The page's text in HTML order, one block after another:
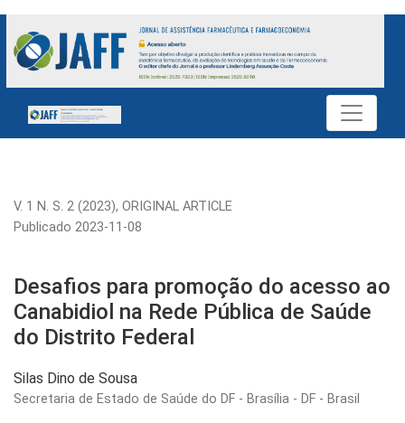
Desafios para promoção do acesso ao Canabidiol na Rede
V. 1 N. S. 2 (2023), ORIGINAL ARTICLE
Desafios para promoção do acesso ao
Canabidiol na Rede Pública de Saúde
do Distrito Federal
Publicado 2023-11-08
Silas Dino de Sousa
Secretaria de Estado de Saúde do DF - Brasília - DF - Brasil